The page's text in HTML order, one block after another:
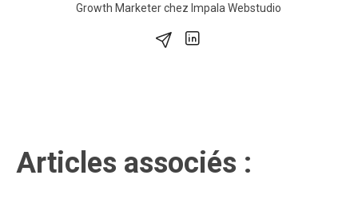
Growth Marketer chez Impala Webstudio
Articles associés :